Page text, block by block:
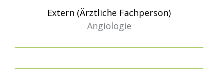
Extern (Ärztliche Fachperson)
Angiologie